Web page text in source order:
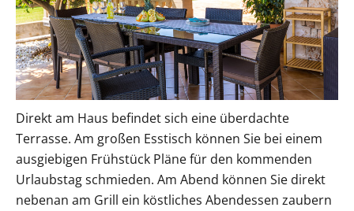
Direkt am Haus befindet sich eine überdachte
Terrasse. Am großen Esstisch können Sie bei einem
ausgiebigen Frühstück Pläne für den kommenden
Urlaubstag schmieden. Am Abend können Sie direkt
nebenan am Grill ein köstliches Abendessen zaubern